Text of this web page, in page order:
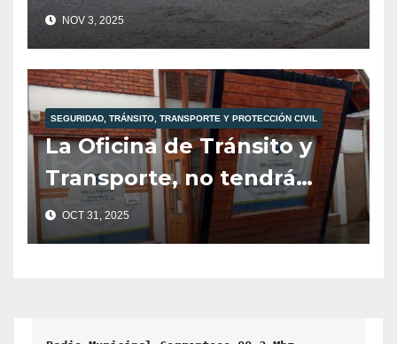
total de tránsito para
mañana martes 4 de
noviembre.
NOV 3, 2025
SEGURIDAD, TRÁNSITO, TRANSPORTE Y PROTECCIÓN CIVIL
La Oficina de Tránsito y
Transporte, no tendrá
atención al público hoy
viernes 31 de Octubre.
OCT 31, 2025